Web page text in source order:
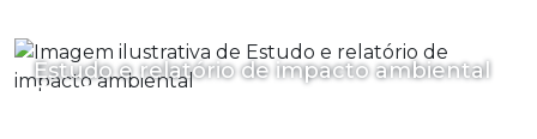
Estudo e relatório de impacto ambiental